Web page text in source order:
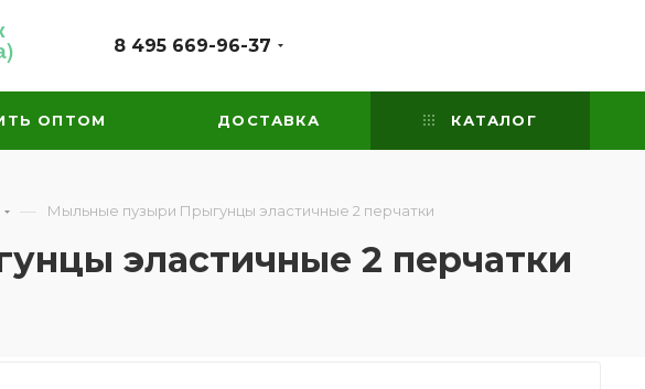
8 495 669-96-37
ОПТОМ ДОСТАВКА КАТАЛОГ
— Мыльные пузыри Прыгунцы эластичные 2 перчатки
эластичные 2 перчатки